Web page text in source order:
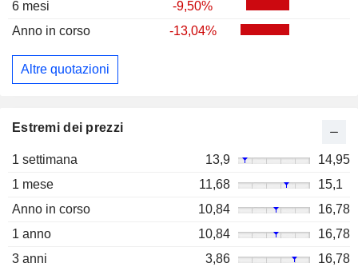
6 mesi
-9,50%
Anno in corso
-13,04%
Altre quotazioni
Estremi dei prezzi
1 settimana 13,9
14,95
1 mese
11,68
15,1
Anno in corso
10,84
16,78
1 anno
10,84
16,78
3 anni
3,86
16,78